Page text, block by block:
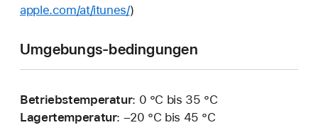
apple.com/at/itunes/)
Umgebungs-bedingungen
Betriebstemperatur: 0 °C bis 35 °C
Lagertemperatur: –20 °C bis 45 °C